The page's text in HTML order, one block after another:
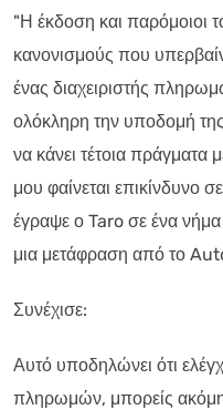
"Η έκδοση και παρόμοιοι
κανονισμούς που
ένας διαχειριστής
ολόκληρη την υποδομή
να κάνει τέτοια πράγματα
μου φαίνεται επικίνδυνο
έγραψε ο Taro σε ένα
μια μετάφραση από το
Συνέχισε:
Αυτό υποδηλώνει ότι
πληρωμών, μπορείς ακόμη